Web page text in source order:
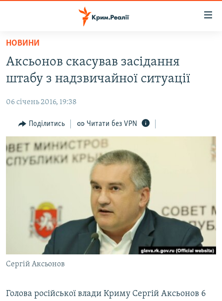
Перейти
основного
матеріалу
до
навігації
Перейти
до
пошуку
ВОДА.КРИМ
ВІДЕО ТА ФОТО
ПОЛІТИКА
БЛОГИ
ПОГЛЯД
ІНТЕРВ'Ю
ДЕПОРТАЦІЯ
ВІДЕОУРОКИ «ELIFBE»
СВІДЧЕННЯ ОКУПАЦІЇ
УКРАЇНСЬКА ПРОБЛЕМА КРИМУ
ЯК ОБІЙТИ БЛОКУВАННЯ
Русский
Qırımtatar
НОВИНИ
Аксьонов скасував засідання
штабу з надзвичайної ситуації
06 січень 2016, 19:38
Поділитись Читати без VPN
Сергій Аксьонов
Голова російської влади Криму Сергій Аксьонов 6